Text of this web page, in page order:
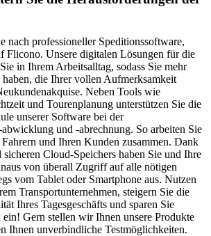
nach professioneller Speditionssoftware,
Flicono. Unsere digitalen Lösungen für die
in Ihrem Arbeitsalltag, sodass Sie mehr
die Ihrer vollen Aufmerksamkeit
Neben Tools wie
und Tourenplanung unterstützen Sie die
unserer Software bei der
und -abrechnung. So arbeiten Sie
und Ihren Kunden zusammen. Dank
sicheren Cloud-Speichers haben Sie und Ihre
von überall Zugriff auf alle nötigen
vom Tablet oder Smartphone aus. Nutzen
Transportunternehmen, steigern Sie die
Ihres Tagesgeschäfts und sparen Sie
Gern stellen wir Ihnen unsere Produkte
Ihnen unverbindliche Testmöglichkeiten.